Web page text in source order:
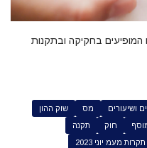
המופיעים בחקיקה ובתקנות
ושיעורים מס
שוק ההון
חוק
תקנה
מעמ יוני 2023